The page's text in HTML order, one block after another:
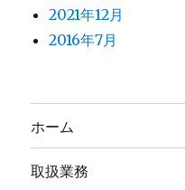
2021年12月
2016年7月
ホーム
取扱業務